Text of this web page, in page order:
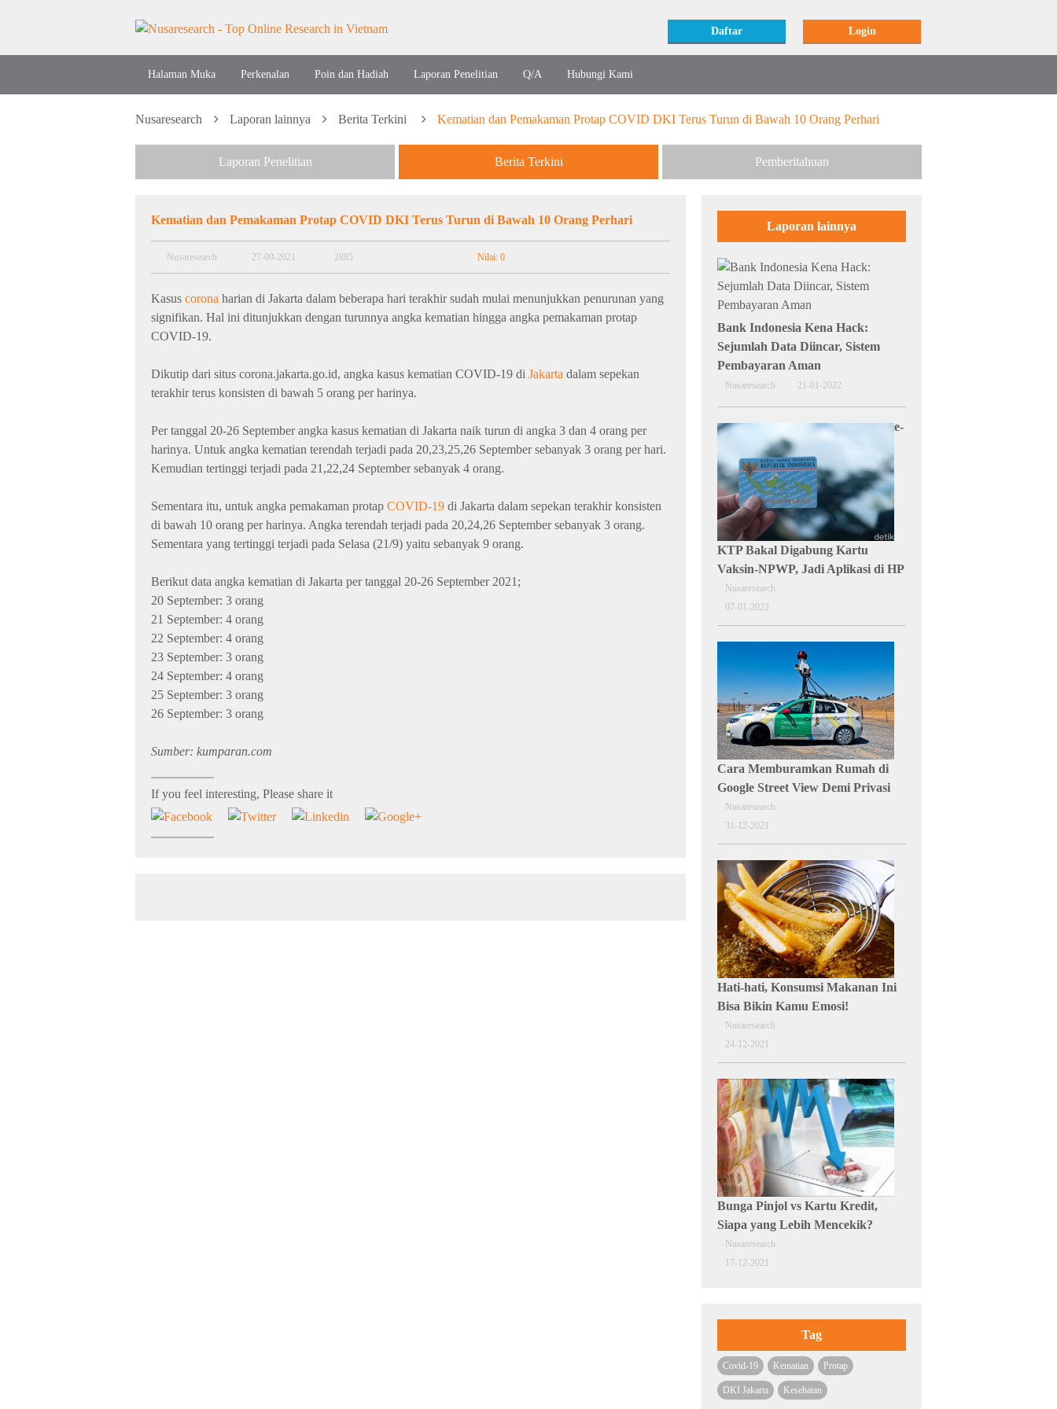
Daftar Login
Halaman Muka Perkenalan Poin dan Hadiah Laporan Penelitian Q/A Hubungi Kami
Nusaresearch Laporan lainnya Berita Terkini Kematian dan Pemakaman Protap COVID DKI Terus Turun di Bawah 10 Orang Perhari
Laporan Penelitian Berita Terkini Pemberitahuan
Kematian dan Pemakaman Protap COVID DKI Terus Turun di Bawah 10 Orang Perhari
Nusaresearch 27-09-2021 2885 Nilai: 0
Kasus corona harian di Jakarta dalam beberapa hari terakhir sudah mulai menunjukkan penurunan yang
signifikan. Hal ini ditunjukkan dengan turunnya angka kematian hingga angka pemakaman protap
COVID-19.
Dikutip dari situs corona.jakarta.go.id, angka kasus kematian COVID-19 di Jakarta dalam sepekan
terakhir terus konsisten di bawah 5 orang per harinya.
Per tanggal 20-26 September angka kasus kematian di Jakarta naik turun di angka 3 dan 4 orang per
harinya. Untuk angka kematian terendah terjadi pada 20,23,25,26 September sebanyak 3 orang per hari.
Kemudian tertinggi terjadi pada 21,22,24 September sebanyak 4 orang.
Sementara itu, untuk angka pemakaman protap COVID-19 di Jakarta dalam sepekan terakhir konsisten
di bawah 10 orang per harinya. Angka terendah terjadi pada 20,24,26 September sebanyak 3 orang.
Sementara yang tertinggi terjadi pada Selasa (21/9) yaitu sebanyak 9 orang.
Berikut data angka kematian di Jakarta per tanggal 20-26 September 2021;
20 September: 3 orang
21 September: 4 orang
22 September: 4 orang
23 September: 3 orang
24 September: 4 orang
25 September: 3 orang
26 September: 3 orang
Sumber: kumparan.com
If you feel interesting, Please share it
Laporan lainnya
Bank Indonesia Kena Hack:
Sejumlah Data Diincar, Sistem
Pembayaran Aman
Nusaresearch 21-01-2022
e-
KTP Bakal Digabung Kartu
Vaksin-NPWP, Jadi Aplikasi di HP
Nusaresearch
07-01-2022
Cara Memburamkan Rumah di
Google Street View Demi Privasi
Nusaresearch
31-12-2021
Hati-hati, Konsumsi Makanan Ini
Bisa Bikin Kamu Emosi!
Nusaresearch
24-12-2021
Bunga Pinjol vs Kartu Kredit,
Siapa yang Lebih Mencekik?
Nusaresearch
17-12-2021
Tag
Covid-19 Kematian Protap
DKI Jakarta Kesehatan